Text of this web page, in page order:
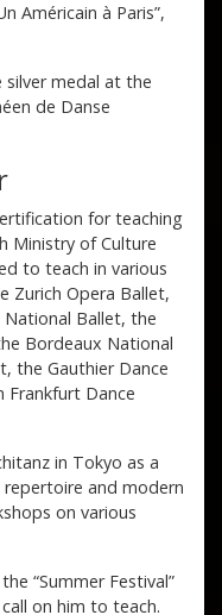
Américain à Paris”,
medal at the
de Danse
for teaching
Ministry of Culture
to teach in various
Zurich Opera Ballet,
Ballet, the
Bordeaux National
the Gauthier Dance
Dance
in Tokyo as a
repertoire and modern
on various
“Summer Festival”
on him to teach.